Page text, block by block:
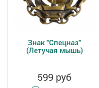
Знак "Спецназ"
(Летучая мышь)
599 руб